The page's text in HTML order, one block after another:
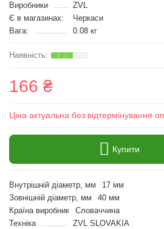
Виробники
ZVL
Є в магазинах:
Черкаси
Вага:
0.08 кг
166 ₴
Ціна актуальна без відтермінування
Купити
Внутрішній діаметр, мм
17 мм
Зовнішній діаметр, мм
40 мм
Країна виробник
Словаччина
Техніка
ZVL SLOVAKIA